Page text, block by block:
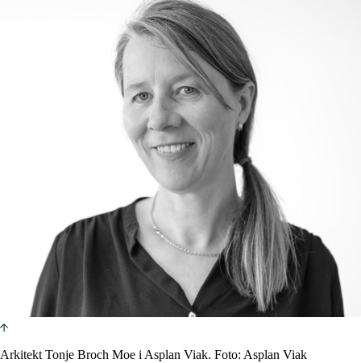
Arkitekt Tonje Broch Moe i Asplan Viak. Foto: Asplan Viak